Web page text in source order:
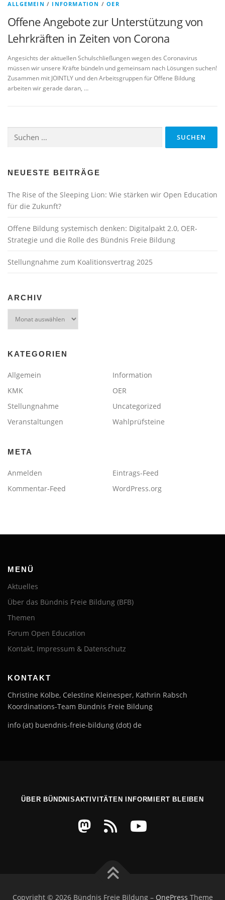
ALLGEMEIN / INFORMATION /OER
Offene Angebote zur Unterstützung von
Lehrkräften in Zeiten von Corona
Angesichts der aktuellen Schulschließungen wegen des Coronavirus
müssen wir unsere Kräfte bündeln und gemeinsam nach Lösungen suchen!
Zusammen mit JOINTLY und den Arbeitsgruppen für Offene Bildung
arbeiten wir gerade daran, …
nach:
NEUESTE BEITRÄGE
The Rise of the Sleeping Lion: Wie stärken wir Open Education
für die Zukunft?
Offene Bildung systemisch denken: Digitalpakt 2.0, OER-
Strategie und die Rolle des Bündnis Freie Bildung
Stellungnahme zum Koalitionsvertrag 2025
ARCHIV
KATEGORIEN
Allgemein
Information
KMK
OER
Stellungnahme
Uncategorized
Veranstaltungen
Wahlprüfsteine
META
Anmelden
Eintrags-Feed
Kommentar-Feed
WordPress.org
MENÜ
Aktuelles
Über das Bündnis Freie Bildung (BFB)
Themen
Forum Open Education
Kontakt, Impressum & Datenschutz
KONTAKT
Christine Kolbe, Celestine Kleinesper, Kathrin Rabsch
Koordinations-Team Bündnis Freie Bildung
info (at) buendnis-freie-bildung (dot) de
ÜBER BÜNDNISAKTIVITÄTEN INFORMIERT BLEIBEN
Copyright © 2026 Bündnis Freie Bildung – OnePress Theme